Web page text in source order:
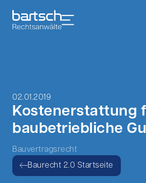
02.01.2019
Kostenerstattung
baubetriebliche
Bauvertragsrecht
Baurecht 2.0 Startseite